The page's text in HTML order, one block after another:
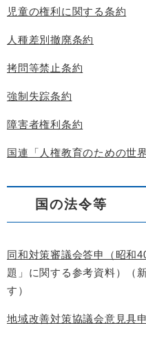
児童の権利に関する条約
人種差別撤廃条約
拷問等禁止条約
強制失踪条約
障害者権利条約
国連「人権教育のための世界
国の法令等
同和対策審議会答申（昭和
題」に関する参考資料）（
す）
地域改善対策協議会意見具